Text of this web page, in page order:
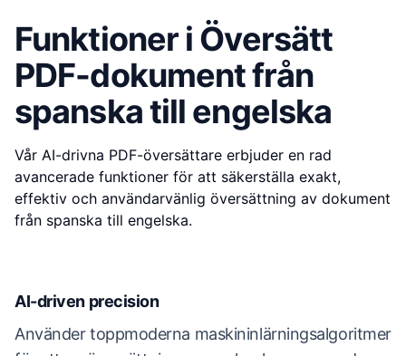
Funktioner i Översätt
PDF-dokument från
spanska till engelska
Vår AI-drivna PDF-översättare erbjuder en rad
avancerade funktioner för att säkerställa exakt,
effektiv och användarvänlig översättning av dokument
från spanska till engelska.
AI-driven precision
Använder toppmoderna maskininlärningsalgoritmer